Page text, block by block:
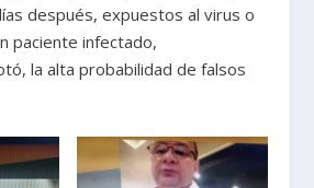
después, expuestos al virus o
paciente infectado,
la alta probabilidad de falsos